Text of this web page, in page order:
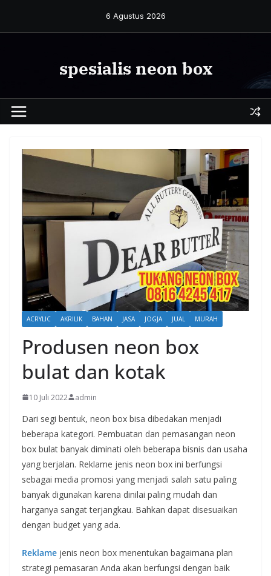
6 Agustus 2026
spesialis neon box
ACRYLIC AKRILIK BAHAN JASA JOGJA JUAL MURAH
Produsen neon box
bulat dan kotak
10 Juli 2022 admin
Dari segi bentuk, neon box bisa dibedakan menjadi
beberapa kategori. Pembuatan dan pemasangan neon
box bulat banyak diminati oleh beberapa bisnis dan usaha
yang berjalan. Reklame jenis neon box ini berfungsi
sebagai media promosi yang menjadi salah satu paling
banyak digunakan karena dinilai paling mudah dan
harganya sangat terjangkau. Bahkan dapat disesuaikan
dengan budget yang ada.
Reklame jenis neon box menentukan bagaimana plan
strategi pemasaran Anda akan berfungsi dengan baik